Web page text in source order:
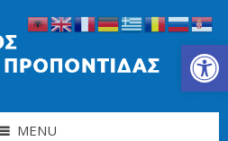
Ανοίξτε τη γραμμή εργαλείων
MENU